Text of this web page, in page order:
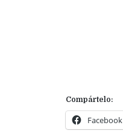
Compártelo:
Facebook